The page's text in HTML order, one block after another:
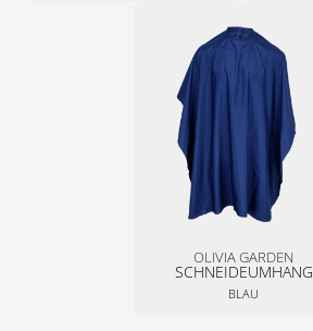
OLIVIA GARDEN
SCHNEIDEUMHANG
BLAU